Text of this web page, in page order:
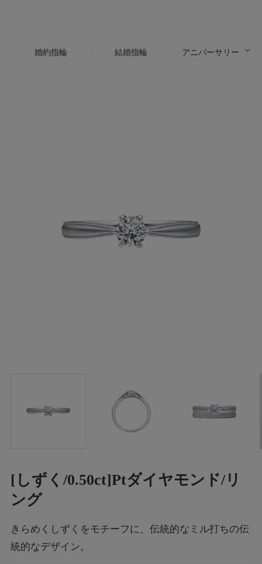
婚約指輪 結婚指輪 アニバーサリー
[しずく/0.50ct]Ptダイヤモンド/リ
ング
きらめくしずくをモチーフに、伝統的なミル打ちの伝
統的なデザイン。